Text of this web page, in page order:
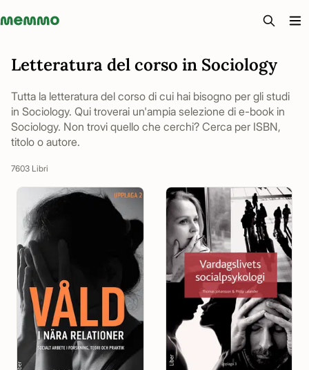
Memmo - AI-verktyg och digital kurslitteratur
Letteratura del corso in Sociology
Tutta la letteratura del corso di cui hai bisogno per gli studi
in Sociology. Qui troverai un'ampia selezione di e-book in
Sociology. Non trovi quello che cerchi? Cerca per ISBN,
titolo o autore.
7603 Libri